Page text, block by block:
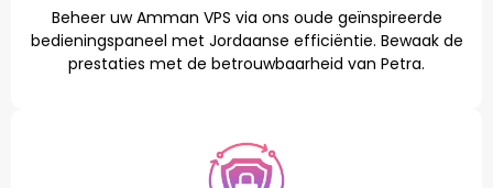
Beheer uw Amman VPS via ons oude geïnspireerde
bedieningspaneel met Jordaanse efficiëntie. Bewaak de
prestaties met de betrouwbaarheid van Petra.